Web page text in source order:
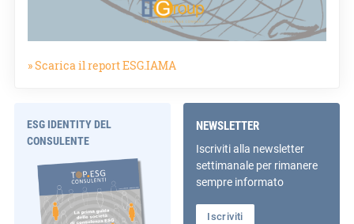
» Scarica il report ESG.IAMA
ESG IDENTITY DEL
CONSULENTE
NEWSLETTER
Iscriviti alla newsletter
settimanale per rimanere
sempre informato
Iscriviti